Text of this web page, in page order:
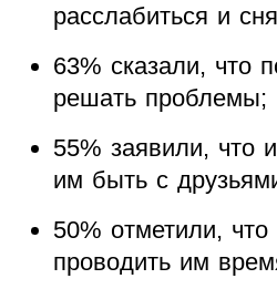
расслабиться и
63% сказали, что
решать проблемы;
55% заявили, что
им быть с
50% отметили,
проводить им